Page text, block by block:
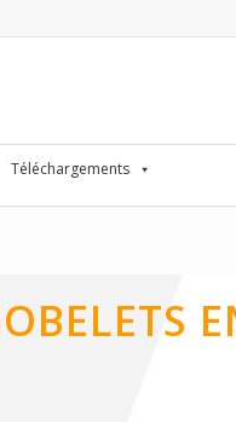
Téléchargements